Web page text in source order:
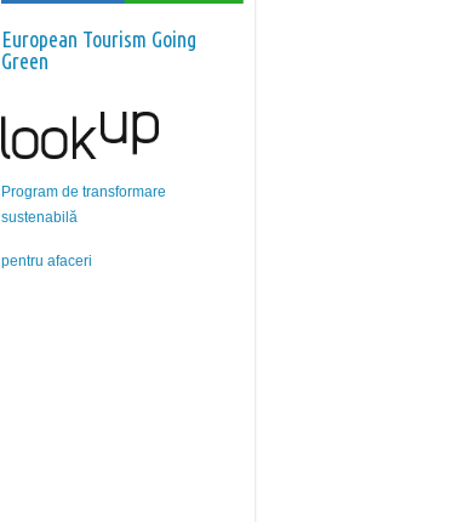
European Tourism Going
Green
Program de transformare
sustenabilă
pentru afaceri